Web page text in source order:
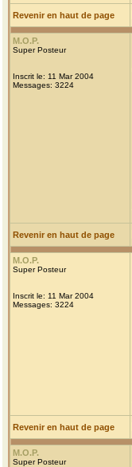
Revenir en haut de page
M.O.P.
Super Posteur
Inscrit le: 11 Mar 2004
Messages: 3224
Revenir en haut de page
M.O.P.
Super Posteur
Inscrit le: 11 Mar 2004
Messages: 3224
Revenir en haut de page
M.O.P.
Super Posteur